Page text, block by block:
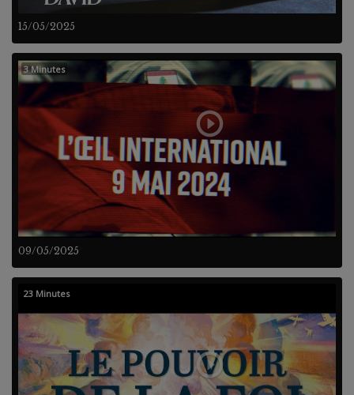
15/05/2025
09/05/2025
3 Minutes
23 Minutes